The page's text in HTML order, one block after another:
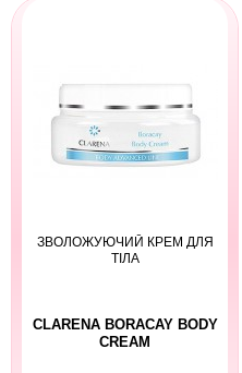
ЗВОЛОЖУЮЧИЙ КРЕМ ДЛЯ
ТІЛА
CLARENA BORACAY BODY
CREAM